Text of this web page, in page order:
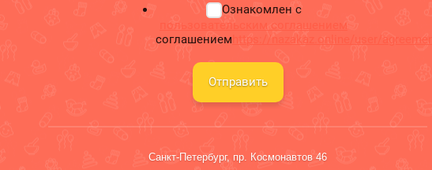
Ознакомлен с
пользовательским соглашением
соглашением https://nazakaz.online/user/agreement
Отправить
Санкт-Петербург, пр. Космонавтов 46